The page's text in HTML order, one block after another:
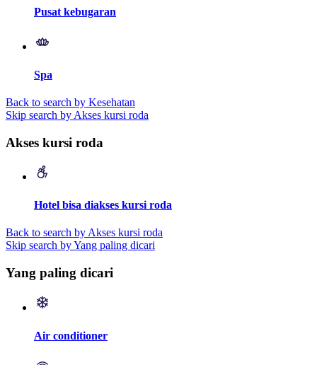
Pusat kebugaran
Spa
Back to search by Kesehatan
Skip search by Akses kursi roda
Akses kursi roda
Hotel bisa diakses kursi roda
Back to search by Akses kursi roda
Skip search by Yang paling dicari
Yang paling dicari
Air conditioner